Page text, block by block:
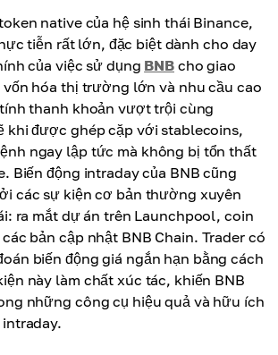
native của hệ sinh thái Binance,
tiễn rất lớn, đặc biệt dành cho day
của việc sử dụng BNBcho giao
vốn hóa thị trường lớn và nhu cầu cao
thanh khoản vượt trội cùng
khi được ghép cặp với stablecoins,
ngay lập tức mà không bị tổn thất
Biến động intraday của BNB cũng
các sự kiện cơ bản thường xuyên
ra mắt dự án trên Launchpool, coin
bản cập nhật BNB Chain. Trader có
biến động giá ngắn hạn bằng cách
này làm chất xúc tác, khiến BNB
những công cụ hiệu quả và hữu ích